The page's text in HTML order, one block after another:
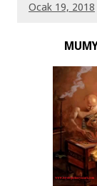
Ocak 19, 2018